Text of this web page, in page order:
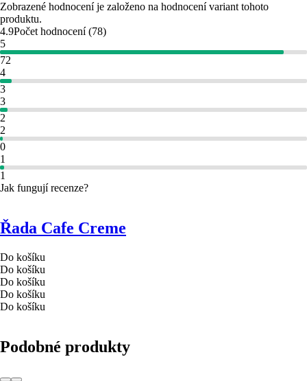
Zobrazené hodnocení je založeno na hodnocení variant tohoto
produktu.
4.9Počet hodnocení(78)
5
72
4
3
3
2
2
0
1
1
Jak fungují recenze?
Řada Cafe Creme
Do košíku
Do košíku
Do košíku
Do košíku
Do košíku
Podobné produkty